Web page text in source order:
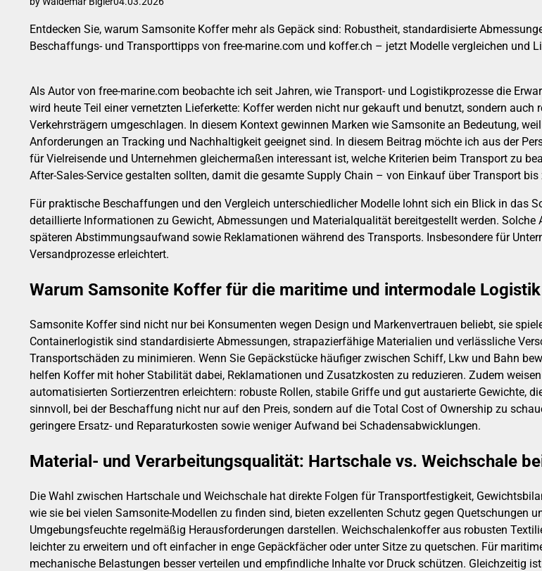
Entdecken Sie, warum Samsonite Koffer mehr als Gepäck sind: Robustheit, standardisierte
Beschaffungs- und Transporttipps von free-marine.com und koffer.ch – jetzt Modelle vergleichen und
Als Autor von free-marine.com beobachte ich seit Jahren, wie Transport- und Logistikprozesse die
wird heute Teil einer vernetzten Lieferkette: Koffer werden nicht nur gekauft und benutzt, sondern
Verkehrsträgern umgeschlagen. In diesem Kontext gewinnen Marken wie Samsonite an Bedeutung,
Anforderungen an Tracking und Nachhaltigkeit geeignet sind. In diesem Beitrag möchte ich aus der
für Vielreisende und Unternehmen gleichermaßen interessant ist, welche Kriterien beim Transport zu
After-Sales-Service gestalten sollten, damit die gesamte Supply Chain – von Einkauf über Transport
Für praktische Beschaffungen und den Vergleich unterschiedlicher Modelle lohnt sich ein Blick in das
detaillierte Informationen zu Gewicht, Abmessungen und Materialqualität bereitgestellt werden.
späteren Abstimmungsaufwand sowie Reklamationen während des Transports. Insbesondere für
Versandprozesse erleichtert.
Warum Samsonite Koffer für die maritime und intermodale Logistik
Samsonite Koffer sind nicht nur bei Konsumenten wegen Design und Markenvertrauen beliebt, sie
Containerlogistik sind standardisierte Abmessungen, strapazierfähige Materialien und verlässliche
Transportschäden zu minimieren. Wenn Sie Gepäckstücke häufiger zwischen Schiff, Lkw und Bahn
helfen Koffer mit hoher Stabilität dabei, Reklamationen und Zusatzkosten zu reduzieren. Zudem
automatisierten Sortierzentren erleichtern: robuste Rollen, stabile Griffe und gut austarierte Gewichte,
sinnvoll, bei der Beschaffung nicht nur auf den Preis, sondern auf die Total Cost of Ownership zu
geringere Ersatz- und Reparaturkosten sowie weniger Aufwand bei Schadensabwicklungen.
Material- und Verarbeitungsqualität: Hartschale vs. Weichschale
Die Wahl zwischen Hartschale und Weichschale hat direkte Folgen für Transportfestigkeit,
wie sie bei vielen Samsonite-Modellen zu finden sind, bieten exzellenten Schutz gegen Quetschungen
Umgebungsfeuchte regelmäßig Herausforderungen darstellen. Weichschalenkoffer aus robusten
leichter zu erweitern und oft einfacher in enge Gepäckfächer oder unter Sitze zu quetschen. Für
mechanische Belastungen besser verteilen und empfindliche Inhalte vor Druck schützen. Gleichzeitig